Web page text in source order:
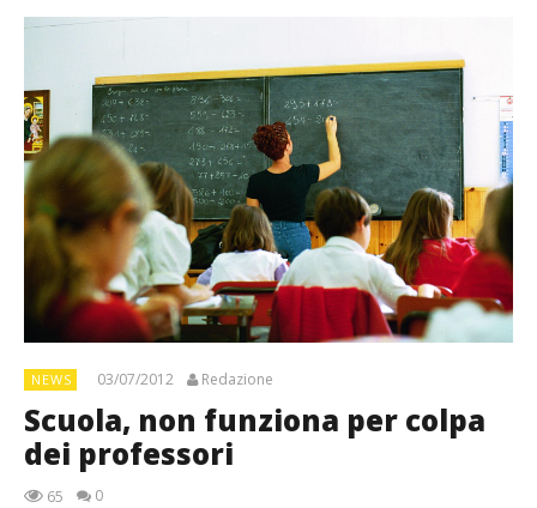
NEWS 03/07/2012 Redazione
Scuola, non funziona per colpa
dei professori
65 0